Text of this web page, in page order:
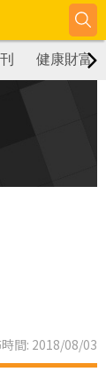
健康財富
間: 2018/08/03